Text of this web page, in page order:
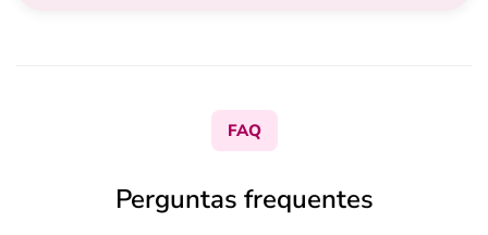
FAQ
Perguntas frequentes